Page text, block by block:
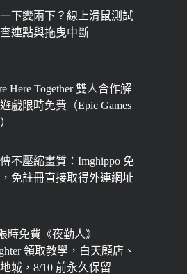
下變兩下？線上滑鼠測試
連點與拖曳中斷
Here Together 雙人合作解
戲限時免費（Epic Games
不壓縮畫質：Imghippo 免
免註冊直接取得外連網址
時免費《夜勤人》
領取教學，白天顧店、
城，8/10 前永久保留